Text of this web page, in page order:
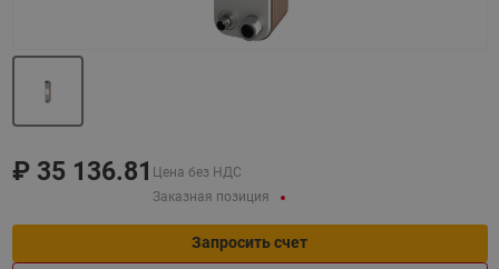
₽ 35 136.81 Цена без НДС
Заказная позиция
Запросить счет